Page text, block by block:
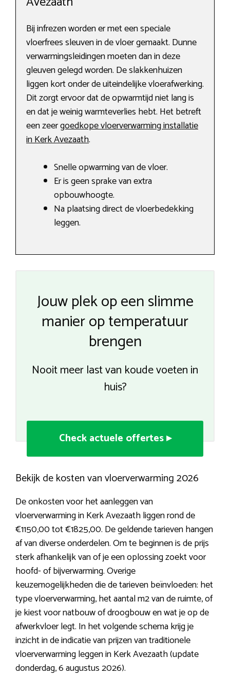
Bij infrezen worden er met een speciale
vloerfrees sleuven in de vloer gemaakt. Dunne
verwarmingsleidingen moeten dan in deze
gleuven gelegd worden. De slakkenhuizen
liggen kort onder de uiteindelijke vloerafwerking.
Dit zorgt ervoor dat de opwarmtijd niet lang is
en dat je weinig warmteverlies hebt. Het betreft
een zeergoedkope vloerverwarming installatie
in Kerk Avezaath.
Snelle opwarming van de vloer.
Er is geen sprake van extra
opbouwhoogte.
Na plaatsing direct de vloerbedekking
leggen.
Jouw plek op een slimme
manier op temperatuur
brengen
Nooit meer last van koude voeten in
huis?
Check actuele offertes ▸
Bekijk de kosten van vloerverwarming 2026
De onkosten voor het aanleggen van
vloerverwarming in Kerk Avezaath liggen rond de
€1150,00 tot €1825,00. De geldende tarieven hangen
af van diverse onderdelen. Om te beginnen is de prijs
sterk afhankelijk van of je een oplossing zoekt voor
hoofd- of bijverwarming. Overige
keuzemogelijkheden die de tarieven beïnvloeden: het
type vloerverwarming, het aantal m2 van de ruimte, of
je kiest voor natbouw of droogbouw en wat je op de
afwerkvloer legt. In het volgende schema krijg je
inzicht in de indicatie van prijzen van traditionele
vloerverwarming leggen in Kerk Avezaath (update
donderdag, 6 augustus 2026).